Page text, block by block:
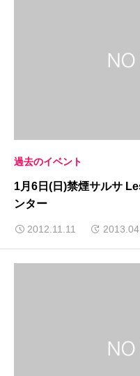
過去のイベント
1月6日(日)禁煙サルサ
ンター
2012.11.11